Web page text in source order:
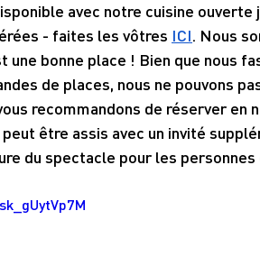
avec notre cuisine
- faites les vôtres ICI. Nous
une bonne place ! Bien que nous
de places, nous ne pouvons
recommandons de réserver en
être assis avec un invité
du spectacle pour les personnes